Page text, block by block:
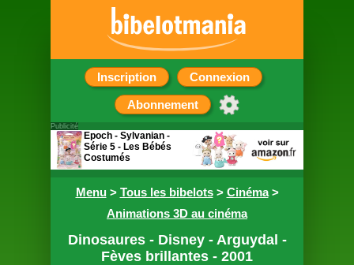
Inscription Connexion
Abonnement
Menu> Tous les bibelots> Cinéma>
Animations 3D au cinéma
Dinosaures - Disney - Arguydal -
Fèves brillantes - 2001
Publicité
Epoch - Sylvanian -
Série 5 - Les Bébés
Costumés
contenant une figurine